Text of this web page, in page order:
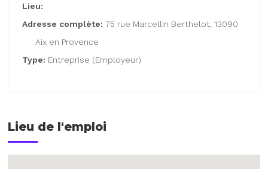
Lieu:
Adresse complète:75 rue Marcellin Berthelot, 13090
Aix en Provence
Type: Entreprise (Employeur)
Lieu de l'emploi